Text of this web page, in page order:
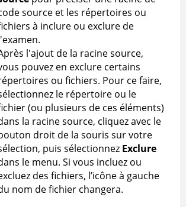
source et les répertoires ou
à inclure ou exclure de
l'ajout de la racine source,
pouvez en exclure certains
ou fichiers. Pour ce faire,
le répertoire ou le
(ou plusieurs de ces éléments)
la racine source, cliquez avec le
droit de la souris sur votre
puis sélectionnez Exclure
le menu. Si vous incluez ou
des fichiers, l’icône à gauche
nom de fichier changera.